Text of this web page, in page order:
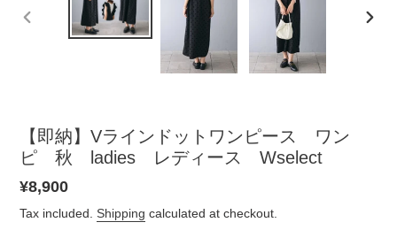
PREVIOUS
【即納】Vラインドットワンピース ワン
ピ 秋 ladies レディース Wselect
Regular
price
¥8,900
Tax included. Shipping calculated at checkout.